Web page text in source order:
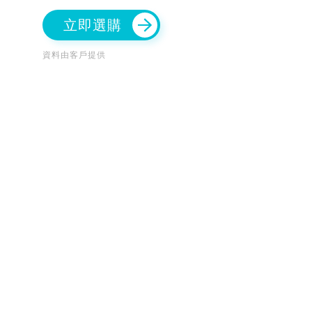
立即選購
資料由客戶提供